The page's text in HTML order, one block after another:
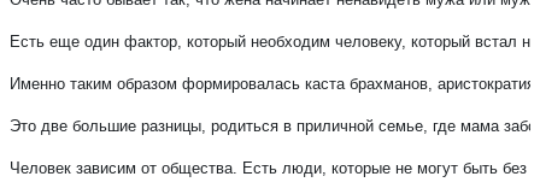
Есть еще один фактор, который необходим человеку, который встал
Именно таким образом формировалась каста брахманов,
Это две большие разницы, родиться в приличной семье, где мама
Человек зависим от общества. Есть люди, которые не могут быть